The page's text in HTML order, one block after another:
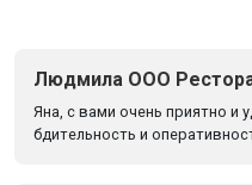
Людмила ООО
Яна, с вами очень приятно и
бдительность и